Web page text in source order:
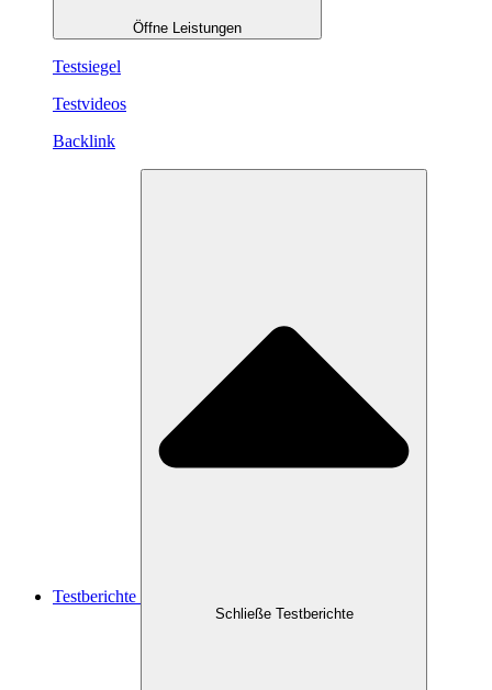
Öffne Leistungen
Testsiegel
Testvideos
Backlink
Testberichte
Schließe Testberichte